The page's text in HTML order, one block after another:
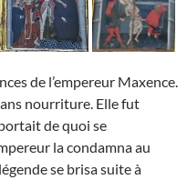
de l’empereur Maxence.
nourriture. Elle fut
de quoi se
la condamna au
se brisa suite à